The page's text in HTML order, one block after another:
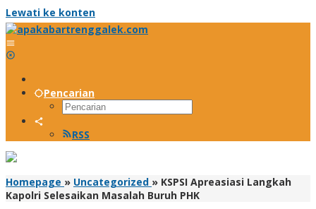
Lewati ke konten
Pencarian
RSS
Homepage » Uncategorized » KSPSI Apreasiasi Langkah
Kapolri Selesaikan Masalah Buruh PHK